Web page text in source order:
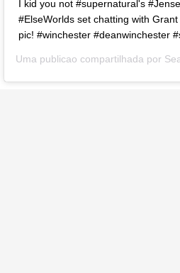
I kid you not #supernatural's
#ElseWorlds set chatting with
pic! #winchester #deanwinchester
Uma publicao compartilhada por